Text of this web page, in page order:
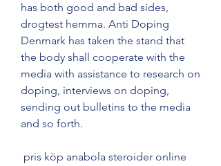
has both good and bad sides,
drogtest hemma. Anti Doping
Denmark has taken the stand that
the body shall cooperate with the
media with assistance to research on
doping, interviews on doping,
sending out bulletins to the media
and so forth.